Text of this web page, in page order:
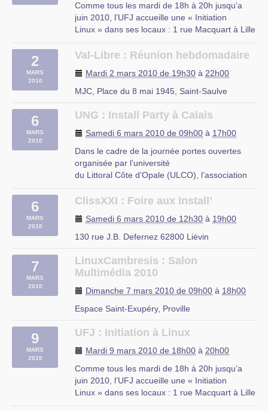
Comme tous les mardi de 18h à 20h jusqu’a
juin 2010, l’UFJ accueille une « Initiation
Linux » dans ses locaux : 1 rue Macquart à Lille
– Découverte des logiciels libres
– Installation d’une distribution Linux
– Le mode console
rue du Mal Assis, Lille
2
MARS
2010
Val-Libre : Réunion hebdomadaire
Mardi 2 mars 2010 de 19h30 à 22h00
MJC, Place du 8 mai 1945, Saint-Saulve
6
MARS
2010
UNG : Install Party à Calais
Samedi 6 mars 2010 de 09h00 à 17h00
Dans le cadre de la journée portes ouvertes
organisée par l’université
du Littoral Côte d’Opale (ULCO), l’association
install-party ce samedi 6 mars de 9h à 12h et
l’ULCO à Calais.
Plus d’informations ici
6
MARS
2010
ClissXXI : Foire aux Install’
Samedi 6 mars 2010 de 12h30 à 19h00
130 rue J.B. Defernez 62800 Liévin
7
MARS
2010
LinuxCambresis : Salon
Multimédia 2010
Dimanche 7 mars 2010 de 09h00 à 18h00
Espace Saint-Exupéry, Proville
9
MARS
2010
UFJ : Initiation à Linux
Mardi 9 mars 2010 de 18h00 à 20h00
Comme tous les mardi de 18h à 20h jusqu’a
juin 2010, l’UFJ accueille une « Initiation
Linux » dans ses locaux : 1 rue Macquart à Lille